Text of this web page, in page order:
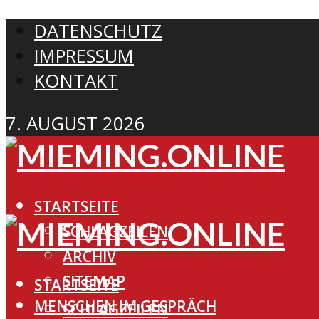
DATENSCHUTZ
IMPRESSUM
KONTAKT
7. AUGUST 2026
STARTSEITE
SCHLAGZEILEN
ARCHIV
SITEMAP
MENSCHEN IM GESPRÄCH
STARTSEITE
SCHLAGZEILEN